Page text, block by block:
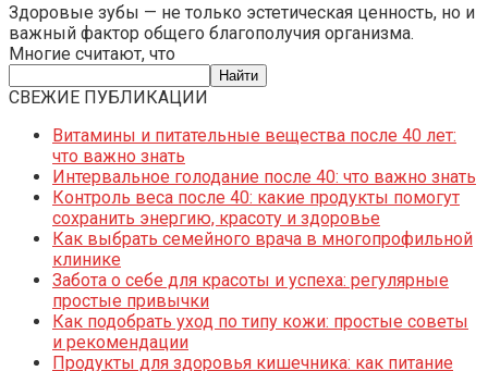
Здоровые зубы — не только эстетическая ценность, но и
важный фактор общего благополучия организма.
Многие считают, что
СВЕЖИЕ ПУБЛИКАЦИИ
Витамины и питательные вещества после 40 лет:
что важно знать
Интервальное голодание после 40: что важно знать
Контроль веса после 40: какие продукты помогут
сохранить энергию, красоту и здоровье
Как выбрать семейного врача в многопрофильной
клинике
Забота о себе для красоты и успеха: регулярные
простые привычки
Как подобрать уход по типу кожи: простые советы
и рекомендации
Продукты для здоровья кишечника: как питание